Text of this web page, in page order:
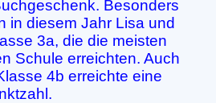
Besonders
in diesem Jahr Lisa und
3a, die die meisten
Schule erreichten. Auch
4b erreichte eine